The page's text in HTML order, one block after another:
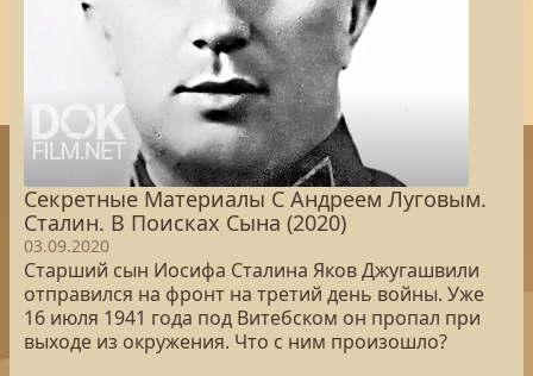
Секретные Материалы С Андреем Луговым.
Сталин. В Поисках Сына (2020)
03.09.2020
Старший сын Иосифа Сталина Яков Джугашвили
отправился на фронт на третий день войны. Уже
16 июля 1941 года под Витебском он пропал при
выходе из окружения. Что с ним произошло?